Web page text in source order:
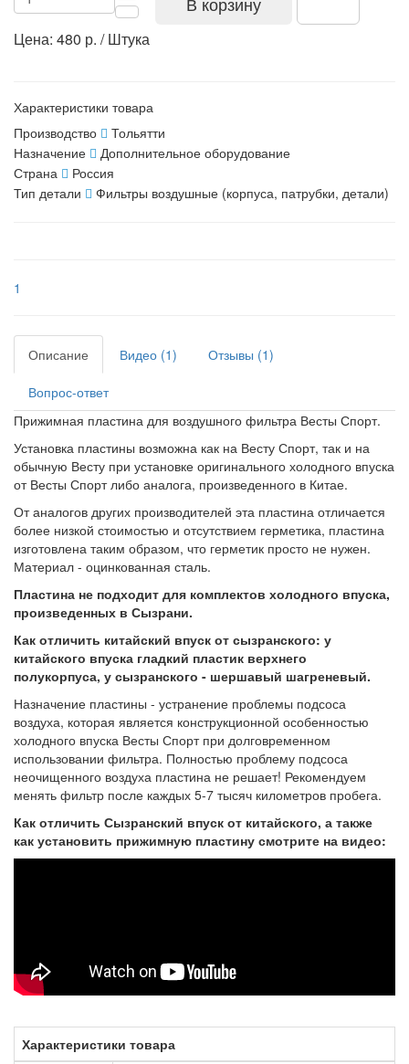
Цена: 480 р. / Штука
Характеристики товара
Производство
Тольятти
Назначение
Дополнительное оборудование
Страна
Россия
Тип детали
Фильтры воздушные (корпуса, патрубки, детали)
1
Описание Видео (1) Отзывы (1)
Вопрос-ответ
Прижимная пластина для воздушного фильтра Весты Спорт.
Установка пластины возможна как на Весту Спорт, так и на
обычную Весту при установке оригинального холодного впуска
от Весты Спорт либо аналога, произведенного в Китае.
От аналогов других производителей эта пластина отличается
более низкой стоимостью и отсутствием герметика, пластина
изготовлена таким образом, что герметик просто не нужен.
Материал - оцинкованная сталь.
Пластина не подходит для комплектов холодного впуска,
произведенных в Сызрани.
Как отличить китайский впуск от сызранского: у
китайского впуска гладкий пластик верхнего
полукорпуса, у сызранского - шершавый шагреневый.
Назначение пластины - устранение проблемы подсоса
воздуха, которая является конструкционной особенностью
холодного впуска Весты Спорт при долговременном
использовании фильтра. Полностью проблему подсоса
неочищенного воздуха пластина не решает! Рекомендуем
менять фильтр после каждых 5-7 тысяч километров пробега.
Как отличить Сызранский впуск от китайского, а также
как установить прижимную пластину смотрите на видео:
Характеристики товара